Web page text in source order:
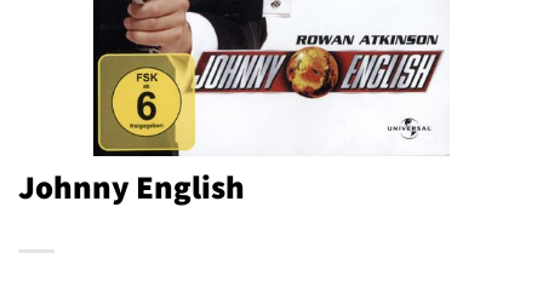
Johnny English